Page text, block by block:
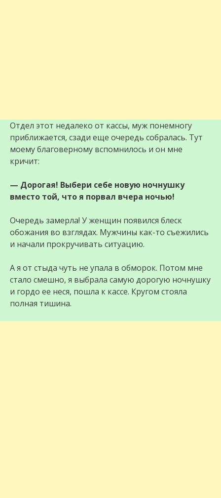
Отдел этот недалеко от кассы, муж понемногу
приближается, сзади еще очередь собралась. Тут
моему благоверному вспомнилось и он мне
кричит:
— Дорогая! Выбери себе новую ночнушку
вместо той, что я порвал вчера ночью!
Очередь замерла! У женщин появился блеск
обожания во взглядах. Мужчины как-то съежились
и начали прокручивать ситуацию.
А я от стыда чуть не упала в обморок. Потом мне
стало смешно, я выбрала самую дорогую ночнушку
и гордо ее неся, пошла к кассе. Кругом стояла
полная тишина.